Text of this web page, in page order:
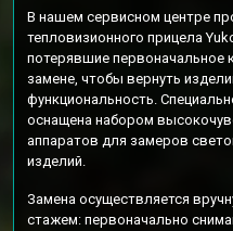
В нашем сервисном центре
тепловизионного прицела
потерявшие первоначальное
замене, чтобы вернуть
функциональность.
оснащена набором
аппаратов для замеров
изделий.
Замена осуществляется
стажем: первоначально